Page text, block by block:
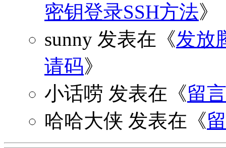
密钥登录SSH方法》
sunny 发表在《发放
请码》
小话唠 发表在《留
哈哈大侠 发表在《